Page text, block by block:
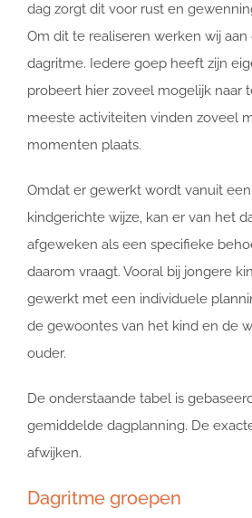
dag zorgt dit voor rust en
Om dit te realiseren werken wij
dagritme. Iedere goep heeft zijn
probeert hier zoveel mogelijk naar
meeste activiteiten vinden zoveel
momenten plaats.
Omdat er gewerkt wordt vanuit
kindgerichte wijze, kan er van het
afgeweken als een specifieke
daarom vraagt. Vooral bij jongere
gewerkt met een individuele
de gewoontes van het kind en de
ouder.
De onderstaande tabel is
gemiddelde dagplanning. De
afwijken.
Dagritme groepen